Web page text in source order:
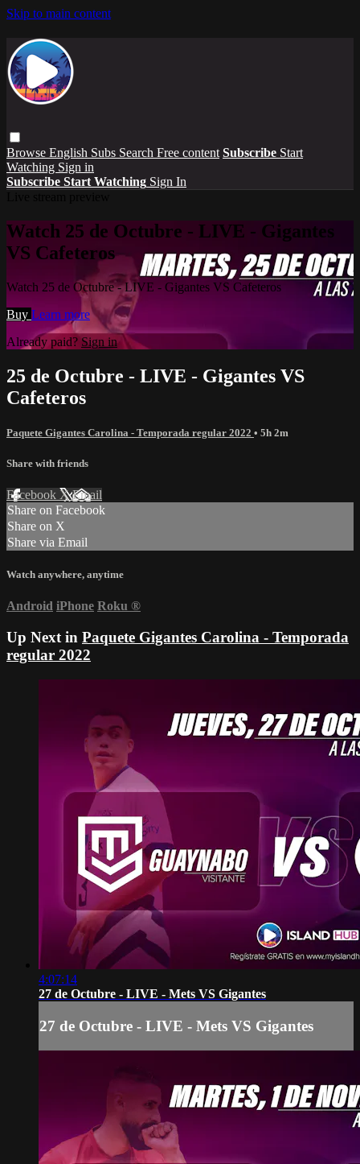
Skip to main content
Browse English Subs Search Free content Subscribe Start
Watching Sign in
Subscribe Start Watching Sign In
Watch 25 de Octubre - LIVE - Gigantes
VS Cafeteros
Watch 25 de Octubre - LIVE - Gigantes VS Cafeteros
Buy Learn more
Already paid? Sign in
25 de Octubre - LIVE - Gigantes VS
Cafeteros
Paquete Gigantes Carolina - Temporada regular 2022 • 5h 2m
Share with friends
Facebook XEmail
Share on Facebook
Share on X
Share via Email
Watch anywhere, anytime
Android iPhone Roku ®
Up Next in Paquete Gigantes Carolina - Temporada
regular 2022
4:07:14
27 de Octubre - LIVE - Mets VS Gigantes
27 de Octubre - LIVE - Mets VS Gigantes